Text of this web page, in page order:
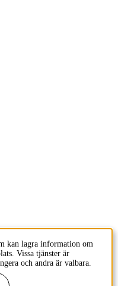
kan lagra information om
Vissa tjänster är
och andra är valbara.